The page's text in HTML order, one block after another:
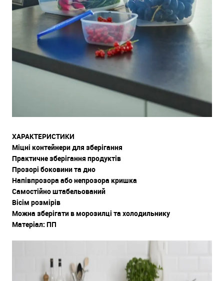
ХАРАКТЕРИСТИКИ
Міцні контейнери для зберігання
Практичне зберігання продуктів
Прозорі боковини та дно
Напівпрозора або непрозора кришка
Самостійно штабельований
Вісім розмірів
Можна зберігати в морозилці та холодильнику
Матеріал: ПП